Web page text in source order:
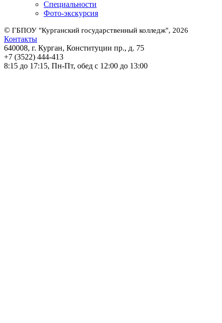
Специальности
Фото-экскурсия
© ГБПОУ "Курганский государственный колледж", 2026
Контакты
640008, г. Курган, Конституции пр., д. 75
+7 (3522) 444-413
8:15 до 17:15, Пн-Пт, обед с 12:00 до 13:00